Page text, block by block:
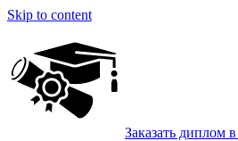
Skip to content
Заказать диплом